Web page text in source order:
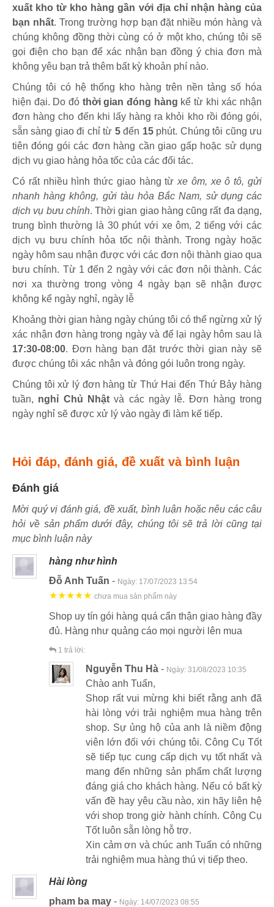
xuất kho từ kho hàng gần với địa chỉ nhận hàng của
bạn nhất. Trong trường hợp bạn đặt nhiều món hàng và
chúng không đồng thời cùng có ở một kho, chúng tôi sẽ
gọi điện cho bạn để xác nhận bạn đồng ý chia đơn mà
không yêu bạn trả thêm bất kỳ khoản phí nào.
Chúng tôi có hệ thống kho hàng trên nền tảng số hóa
hiện đại. Do đó thời gian đóng hàng kể từ khi xác nhận
đơn hàng cho đến khi lấy hàng ra khỏi kho rồi đóng gói,
sẵn sàng giao đi chỉ từ 5đến 15 phút. Chúng tôi cũng ưu
tiên đóng gói các đơn hàng cần giao gấp hoặc sử dụng
dịch vụ giao hàng hỏa tốc của các đối tác.
Có rất nhiều hình thức giao hàng từxe ôm, xe ô tô, gửi
nhanh hàng không, gửi tàu hỏa Bắc Nam, sử dụng các
dịch vụ bưu chính. Thời gian giao hàng cũng rất đa dạng,
trung bình thường là 30 phút với xe ôm, 2 tiếng với các
dịch vụ bưu chính hỏa tốc nội thành. Trong ngày hoặc
ngày hôm sau nhận được với các đơn nội thành giao qua
bưu chính. Từ 1 đến 2 ngày với các đơn nội thành. Các
nơi xa thường trong vòng 4 ngày bạn sẽ nhận được
không kể ngày nghỉ, ngày lễ
Khoảng thời gian hàng ngày chúng tôi có thể ngừng xử lý
xác nhận đơn hàng trong ngày và để lại ngày hôm sau là
17:30-08:00. Đơn hàng bạn đặt trước thời gian này sẽ
được chúng tôi xác nhận và đóng gói luôn trong ngày.
Chúng tôi xử lý đơn hàng từ Thứ Hai đến Thứ Bảy hàng
tuần, nghỉ Chủ Nhậtvà các ngày lễ. Đơn hàng trong
ngày nghỉ sẽ được xử lý vào ngày đi làm kế tiếp.
Hỏi đáp, đánh giá, đề xuất và bình luận
Đánh giá
Mời quý vị đánh giá, đề xuất, bình luận hoặc nêu các câu
hỏi về sản phẩm dưới đây, chúng tôi sẽ trả lời cũng tại
mục bình luận này
hàng như hình
Đỗ Anh Tuấn - Ngày: 17/07/2023 13:54
★★★★★ chưa mua sản phẩm này
Shop uy tín gói hàng quá cẩn thận giao hàng đầy
đủ. Hàng như quảng cáo mọi người lên mua
1 trả lời:
Nguyễn Thu Hà - Ngày: 31/08/2023 10:35
Chào anh Tuấn,
Shop rất vui mừng khi biết rằng anh đã
hài lòng với trải nghiệm mua hàng trên
shop. Sự ủng hộ của anh là niềm động
viên lớn đối với chúng tôi. Công Cụ Tốt
sẽ tiếp tục cung cấp dịch vụ tốt nhất và
mang đến những sản phẩm chất lượng
đáng giá cho khách hàng. Nếu có bất kỳ
vấn đề hay yêu cầu nào, xin hãy liên hệ
với shop trong giờ hành chính. Công Cụ
Tốt luôn sẵn lòng hỗ trợ.
Xin cảm ơn và chúc anh Tuấn có những
trải nghiệm mua hàng thú vị tiếp theo.
Hài lòng
pham ba may - Ngày: 14/07/2023 08:55